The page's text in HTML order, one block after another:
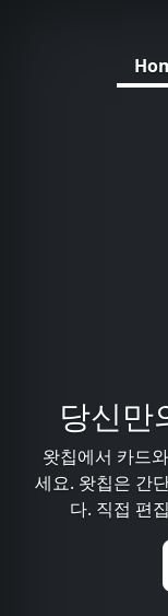
당신만
왓칩에서 카드
세요. 왓칩은 간
다. 직접 편